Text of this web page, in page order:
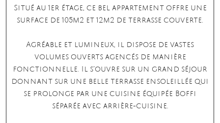
Situé au 1er étage, ce bel appartement offre une
surface de 105m2 et 12m2 de terrasse couverte.
Agréable et lumineux, il dispose de vastes
volumes ouverts agencés de manière
fonctionnelle. Il s’ouvre sur un grand séjour
donnant sur une belle terrasse ensoleillée qui
se prolonge par une cuisine équipée Boffi
séparée avec arrière-cuisine.